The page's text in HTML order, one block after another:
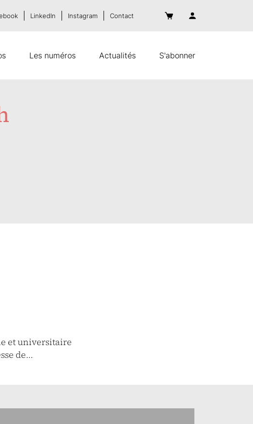
Les numéros Actualités S'abonner
LinkedIn Instagram Contact
et universitaire
de…